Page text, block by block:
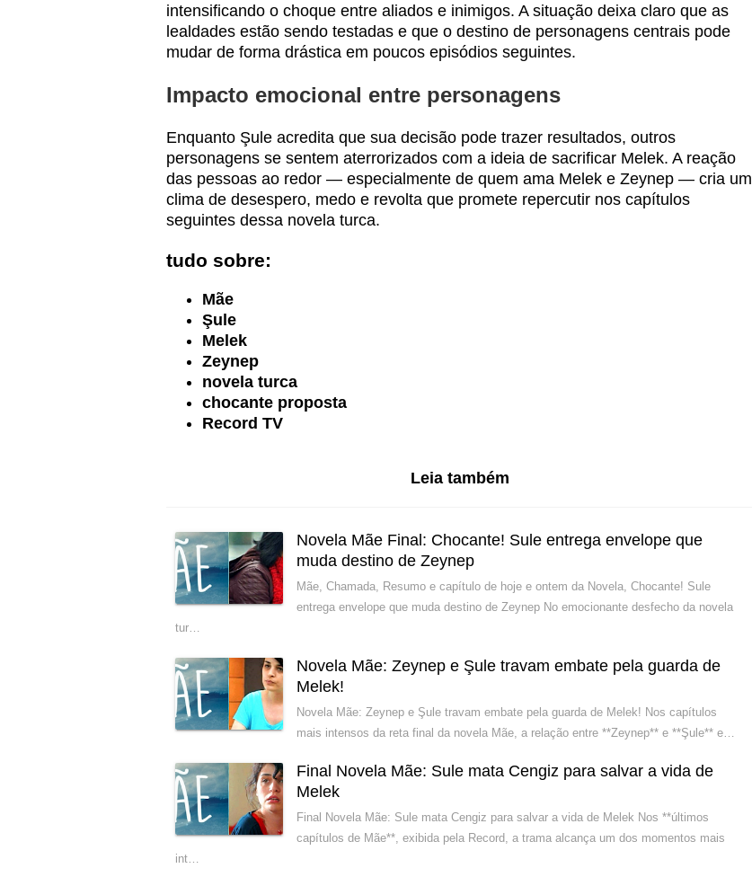
intensificando o choque entre aliados e inimigos. A situação deixa claro que as
lealdades estão sendo testadas e que o destino de personagens centrais pode
mudar de forma drástica em poucos episódios seguintes.
Impacto emocional entre personagens
Enquanto Şule acredita que sua decisão pode trazer resultados, outros
personagens se sentem aterrorizados com a ideia de sacrificar Melek. A reação
das pessoas ao redor — especialmente de quem ama Melek e Zeynep — cria um
clima de desespero, medo e revolta que promete repercutir nos capítulos
seguintes dessa novela turca.
tudo sobre:
Mãe
Şule
Melek
Zeynep
novela turca
chocante proposta
Record TV
Leia também
Novela Mãe Final: Chocante! Sule entrega envelope que
muda destino de Zeynep
Mãe, Chamada, Resumo e capítulo de hoje e ontem da Novela, Chocante! Sule
entrega envelope que muda destino de Zeynep No emocionante desfecho da novela
tur…
Novela Mãe: Zeynep e Şule travam embate pela guarda de
Melek!
Novela Mãe: Zeynep e Şule travam embate pela guarda de Melek! Nos capítulos
mais intensos da reta final da novela Mãe, a relação entre **Zeynep** e **Şule** e…
Final Novela Mãe: Sule mata Cengiz para salvar a vida de
Melek
Final Novela Mãe: Sule mata Cengiz para salvar a vida de Melek Nos **últimos
capítulos de Mãe**, exibida pela Record, a trama alcança um dos momentos mais
int…